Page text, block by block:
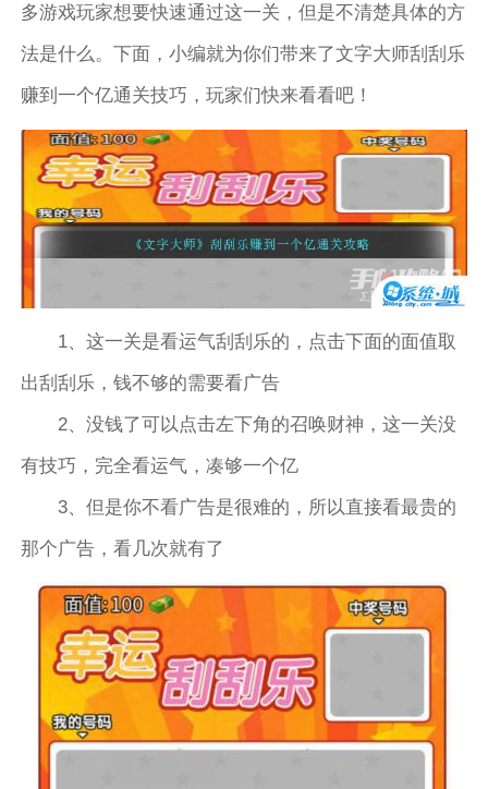
多游戏玩家想要快速通过这一关，但是不清楚具体的方
法是什么。下面，小编就为你们带来了文字大师刮刮乐
赚到一个亿通关技巧，玩家们快来看看吧！
1、这一关是看运气刮刮乐的，点击下面的面值取
出刮刮乐，钱不够的需要看广告
2、没钱了可以点击左下角的召唤财神，这一关没
有技巧，完全看运气，凑够一个亿
3、但是你不看广告是很难的，所以直接看最贵的
那个广告，看几次就有了